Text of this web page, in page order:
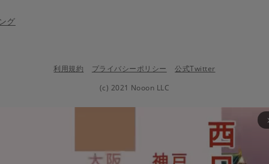
グ
利用規約 プライバシーポリシー
公式Twitter
(c) 2021 Nooon LLC